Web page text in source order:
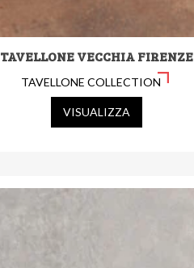
TAVELLONE VECCHIA FIRENZE
TAVELLONE COLLECTION
VISUALIZZA